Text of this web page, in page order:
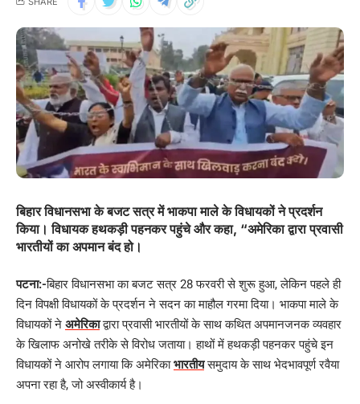
बिहार विधानसभा के बजट सत्र में भाकपा माले के विधायकों ने प्रदर्शन
किया। विधायक हथकड़ी पहनकर पहुंचे और कहा, “अमेरिका द्वारा प्रवासी
भारतीयों का अपमान बंद हो।
पटना:-बिहार विधानसभा का बजट सत्र 28 फरवरी से शुरू हुआ, लेकिन पहले ही
दिन विपक्षी विधायकों के प्रदर्शन ने सदन का माहौल गरमा दिया। भाकपा माले के
विधायकों ने अमेरिकाद्वारा प्रवासी भारतीयों के साथ कथित अपमानजनक व्यवहार
के खिलाफ अनोखे तरीके से विरोध जताया। हाथों में हथकड़ी पहनकर पहुंचे इन
विधायकों ने आरोप लगाया कि अमेरिकाभारतीयसमुदाय के साथ भेदभावपूर्ण रवैया
अपना रहा है, जो अस्वीकार्य है।